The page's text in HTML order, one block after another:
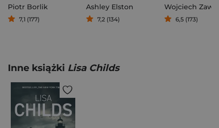
Piotr Borlik
7,1 (177)
Ashley Elston
7,2 (134)
Wojciech
6,5 (173)
Inne książki Lisa Childs